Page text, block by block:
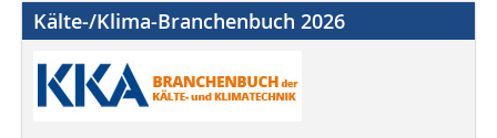
Kälte-/Klima-Branchenbuch 2026